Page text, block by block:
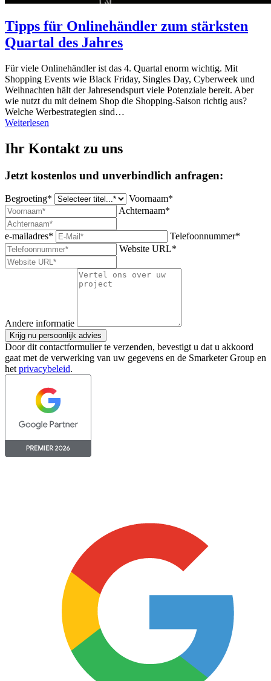
Tipps für Onlinehändler zum stärksten
Quartal des Jahres
Für viele Onlinehändler ist das 4. Quartal enorm wichtig. Mit
Shopping Events wie Black Friday, Singles Day, Cyberweek und
Weihnachten hält der Jahresendspurt viele Potenziale bereit. Aber
wie nutzt du mit deinem Shop die Shopping-Saison richtig aus?
Welche Werbestrategien sind…
Weiterlesen
Ihr Kontakt zu uns
Jetzt kostenlos und unverbindlich anfragen:
Begroeting*
Voornaam*
Achternaam*
e-mailadres*
Telefoonnummer*
Website URL*
Andere informatie
Krijg nu persoonlijk advies
Door dit contactformulier te verzenden, bevestigt u dat u akkoord
gaat met de verwerking van uw gegevens en de Smarketer Group en
het privacybeleid.